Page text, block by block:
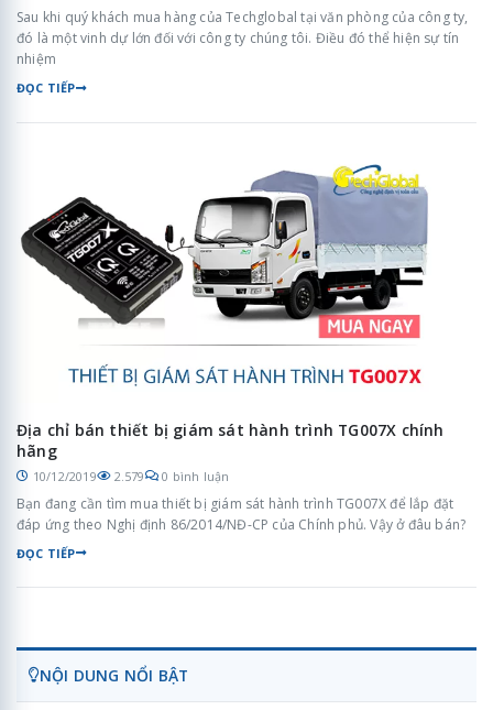
Sau khi quý khách mua hàng của Techglobal tại văn phòng của công ty,
đó là một vinh dự lớn đối với công ty chúng tôi. Điều đó thể hiện sự tín
nhiệm
ĐỌC TIẾP
Địa chỉ bán thiết bị giám sát hành trình TG007X chính
hãng
10/12/2019 2.579 0 bình luận
Bạn đang cần tìm mua thiết bị giám sát hành trình TG007X để lắp đặt
đáp ứng theo Nghị định 86/2014/NĐ-CP của Chính phủ. Vậy ở đâu bán?
ĐỌC TIẾP
NỘI DUNG NỔI BẬT